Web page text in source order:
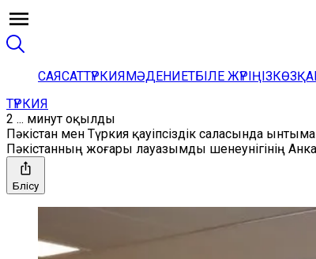
САЯСАТТҮРКИЯМӘДЕНИЕТБІЛЕ ЖҮРІҢІЗ
ТҮРКИЯ
2 ... минут оқылды
Пәкістан мен Түркия қауіпсіздік саласында
Пәкістанның жоғары лауазымды шенеунігінің
Бөлісу